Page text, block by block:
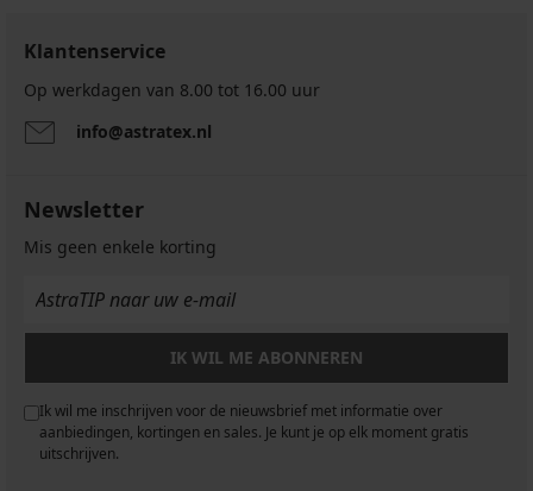
Klantenservice
Op werkdagen van 8.00 tot 16.00 uur
info@astratex.nl
Newsletter
Mis geen enkele korting
IK WIL ME ABONNEREN
Ik wil me inschrijven voor de nieuwsbrief met informatie over
aanbiedingen, kortingen en sales. Je kunt je op elk moment gratis
uitschrijven.